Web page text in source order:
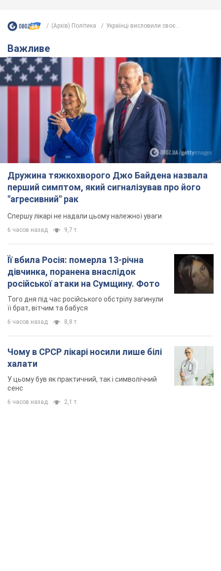
(Архів) Політика Українці висловили своє...
Важливе
Дружина тяжкохворого Джо Байдена назвала
перший симптом, який сигналізував про його
"агресивний" рак
Спершу лікарі не надали цьому належної уваги
6 часов назад 9,7 т.
Її вбила Росія: померла 13-річна
дівчинка, поранена внаслідок
російської атаки на Сумщину. Фото
Того дня під час російського обстрілу загинули
її брат, вітчим та бабуся
6 часов назад 8,8 т.
Чому в СРСР лікарі носили лише білі
халати
У цьому був як практичний, так і символічний
сенс
6 часов назад 2,1 т.